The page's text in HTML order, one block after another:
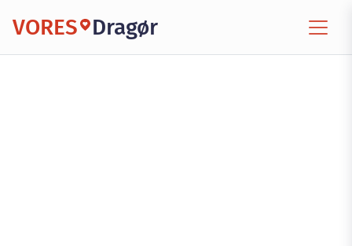
VORES Dragør